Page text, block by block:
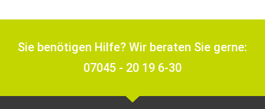
Sie benötigen Hilfe? Wir beraten Sie gerne:
07045 - 20 19 6-30